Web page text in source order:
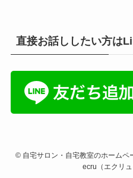
直接お話ししたい方は
© 自宅サロン・自宅教室のホームペ
ecru（エクリ